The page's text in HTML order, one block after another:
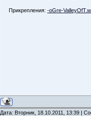
Прикрепления: -oGre-
Дата: Вторник, 18.10.2011, 13:39 |